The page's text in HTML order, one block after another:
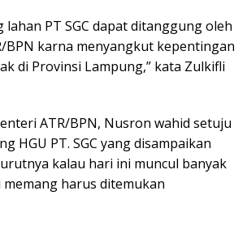
lahan PT SGC dapat ditanggung oleh
BPN karna menyangkut kepentingan
di Provinsi Lampung,” kata Zulkifli
ATR/BPN, Nusron wahid setuju
HGU PT. SGC yang disampaikan
kalau hari ini muncul banyak
harus ditemukan